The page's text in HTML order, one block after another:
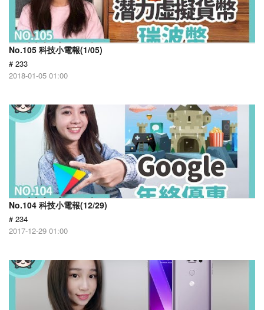
No.105 科技小電報(1/05)
# 233
2018-01-05 01:00
No.104 科技小電報(12/29)
# 234
2017-12-29 01:00